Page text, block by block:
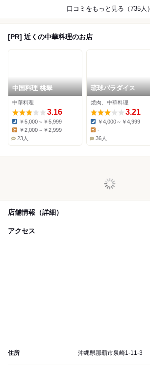
口コミをもっと見る（735人）
[PR] 近くの中華料理のお店
中国料理 桃翠
中華料理
3.16
Dinner:
￥5,000～￥5,999
Lunch:
￥2,000～￥2,999
23人
琉球パラダイス
焼肉、中華料理
3.21
Dinner:
￥4,000～￥4,999
Lunch:
-
36人
店舗情報（詳細）
アクセス
住所 沖縄県那覇市泉崎1-11-3